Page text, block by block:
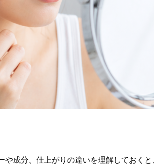
成分、仕上がりの違いを理解しておく